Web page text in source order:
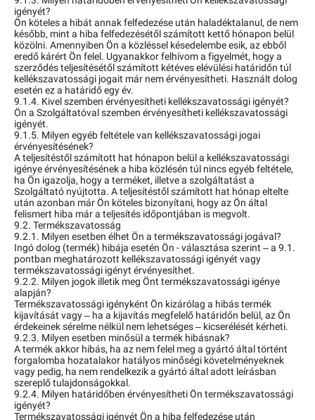
igényét?
Ön köteles a hibát annak felfedezése után haladéktalanul, de nem
később, mint a hiba felfedezésétől számított kettő hónapon belül
közölni. Amennyiben Ön a közléssel késedelembe esik, az ebből
eredő kárért Ön felel. Ugyanakkor felhívom a figyelmét, hogy a
szerződés teljesítésétől számított kétéves elévülési határidőn túl
kellékszavatossági jogait már nem érvényesítheti. Használt dolog
esetén ez a határidő egy év.
9.1.4. Kivel szemben érvényesítheti kellékszavatossági igényét?
Ön a Szolgáltatóval szemben érvényesítheti kellékszavatossági
igényét.
9.1.5. Milyen egyéb feltétele van kellékszavatossági jogai
érvényesítésének?
A teljesítéstől számított hat hónapon belül a kellékszavatossági
igénye érvényesítésének a hiba közlésén túl nincs egyéb feltétele,
ha Ön igazolja, hogy a terméket, illetve a szolgáltatást a
Szolgáltató nyújtotta. A teljesítéstől számított hat hónap eltelte
után azonban már Ön köteles bizonyítani, hogy az Ön által
felismert hiba már a teljesítés időpontjában is megvolt.
9.2. Termékszavatosság
9.2.1. Milyen esetben élhet Ön a termékszavatossági jogával?
Ingó dolog (termék) hibája esetén Ön - választása szerint – a 9.1.
pontban meghatározott kellékszavatossági igényét vagy
termékszavatossági igényt érvényesíthet.
9.2.2. Milyen jogok illetik meg Önt termékszavatossági igénye
alapján?
Termékszavatossági igényként Ön kizárólag a hibás termék
kijavítását vagy – ha a kijavítás megfelelő határidőn belül, az Ön
érdekeinek sérelme nélkül nem lehetséges – kicserélését kérheti.
9.2.3. Milyen esetben minősül a termék hibásnak?
A termék akkor hibás, ha az nem felel meg a gyártó által történt
forgalomba hozatalakor hatályos minőségi követelményeknek
vagy pedig, ha nem rendelkezik a gyártó által adott leírásban
szereplő tulajdonságokkal.
9.2.4. Milyen határidőben érvényesítheti Ön termékszavatossági
igényét?
Termékszavatossági igényét Ön a hiba felfedezése után